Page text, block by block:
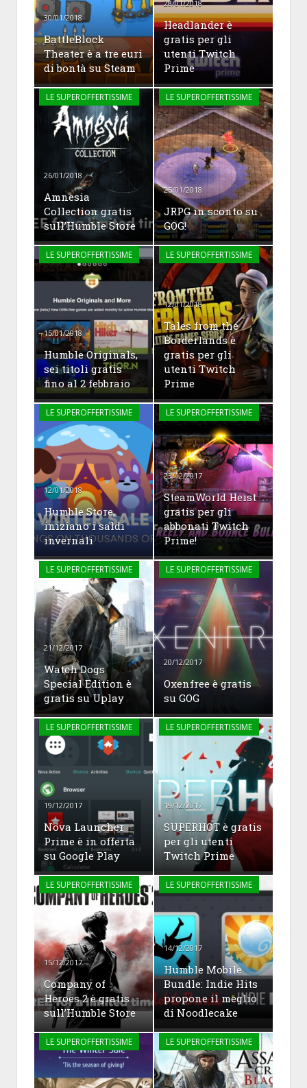
30/01/2018
BattleBlock
Theater è a tre euri
di bontà su Steam
28/01/2018
Headlander è
gratis per gli
utenti Twitch
Prime
LE SUPEROFFERTISSIME
26/01/2018
Amnesia
Collection gratis
sull’Humble Store
LE SUPEROFFERTISSIME
25/01/2018
JRPG in sconto su
GOG!
LE SUPEROFFERTISSIME
15/01/2018
Humble Originals,
sei titoli gratis
fino al 2 febbraio
LE SUPEROFFERTISSIME
12/01/2018
Tales from the
Borderlands è
gratis per gli
utenti Twitch
Prime
LE SUPEROFFERTISSIME
12/01/2018
Humble Store,
iniziano i saldi
invernali
LE SUPEROFFERTISSIME
23/12/2017
SteamWorld Heist
gratis per gli
abbonati Twitch
Prime!
LE SUPEROFFERTISSIME
21/12/2017
Watch Dogs
Special Edition è
gratis su Uplay
LE SUPEROFFERTISSIME
20/12/2017
Oxenfree è gratis
su GOG
LE SUPEROFFERTISSIME
19/12/2017
Nova Launcher
Prime è in offerta
su Google Play
LE SUPEROFFERTISSIME
19/12/2017
SUPERHOT è gratis
per gli utenti
Twitch Prime
LE SUPEROFFERTISSIME
15/12/2017
Company of
Heroes 2 è gratis
sull’Humble Store
LE SUPEROFFERTISSIME
14/12/2017
Humble Mobile
Bundle: Indie Hits
propone il meglio
di Noodlecake
LE SUPEROFFERTISSIME LE SUPEROFFERTISSIME